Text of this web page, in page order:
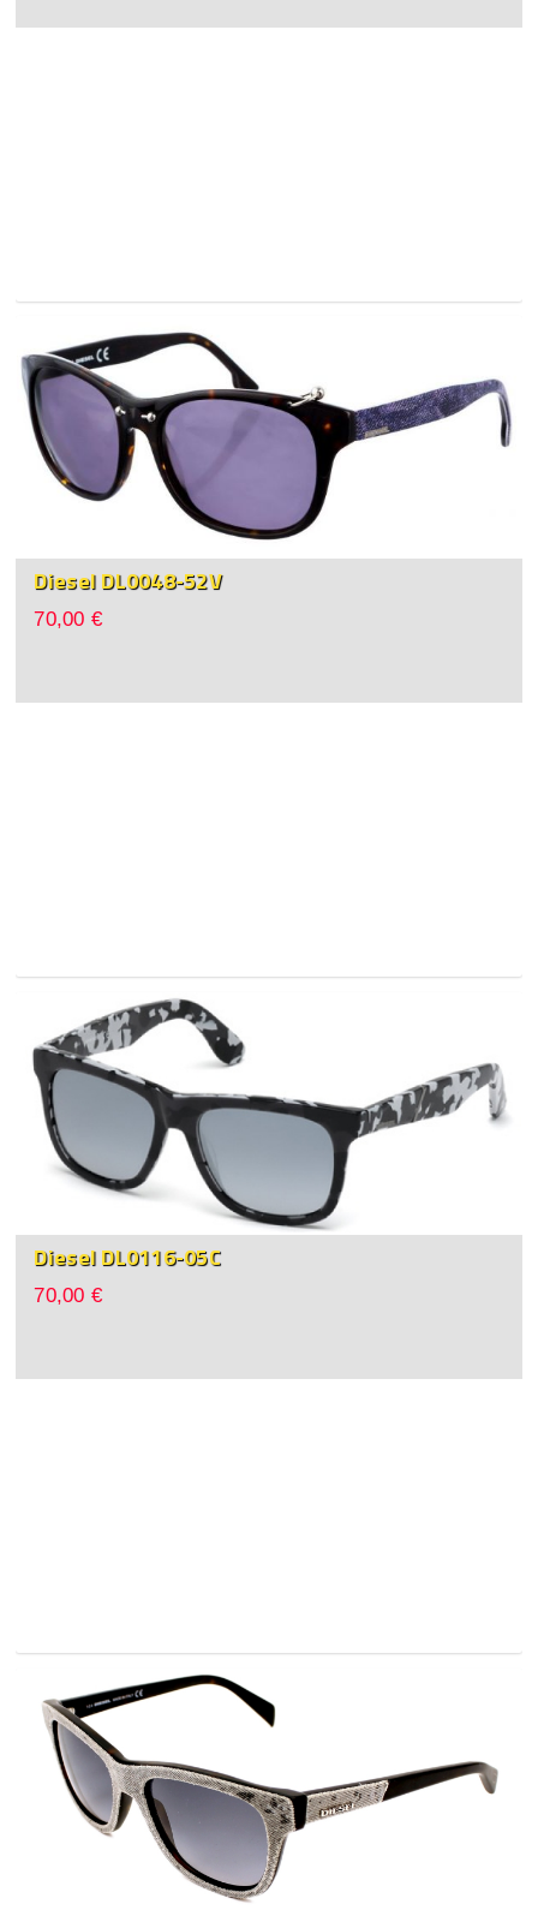
Diesel DL0048-52V
70,00 €
Diesel DL0116-05C
70,00 €